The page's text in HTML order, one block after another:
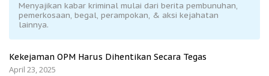
Menyajikan kabar kriminal mulai dari berita pembunuhan,
pemerkosaan, begal, perampokan, & aksi kejahatan
lainnya.
Kekejaman OPM Harus Dihentikan Secara Tegas
April 23, 2025